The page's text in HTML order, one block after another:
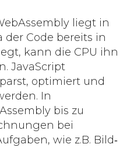
liegt in
der Code bereits in
kann die CPU ihn
JavaScript
optimiert und
In
bis zu
bei
wie z.B. Bild‑